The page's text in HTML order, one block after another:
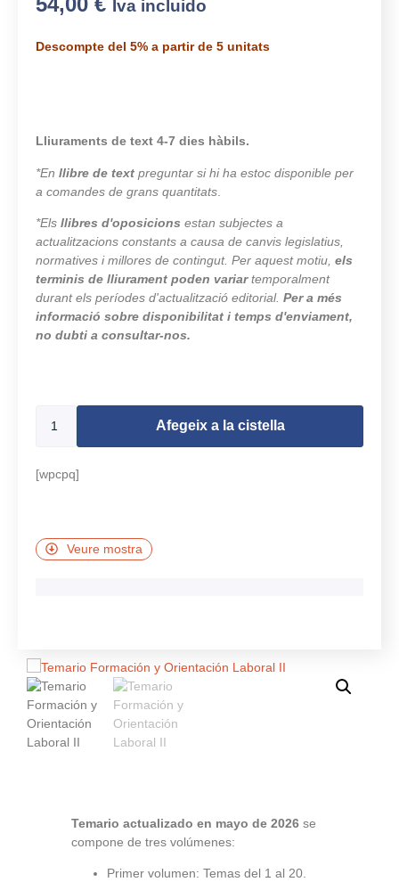
Iva incluido
Descompte del 5% a partir de 5 unitats
Lliuraments de text 4-7 dies hàbils.
*En llibre de text preguntar si hi ha estoc disponible per
a comandes de grans quantitats
*Els llibres d'oposicions estan subjectes a
actualitzacions constants a causa de canvis legislatius,
normatives i millores de contingut. Per aquest motiu, els
terminis de lliurament poden variartemporalment
durant els períodes d'actualització editorial. Per a més
informació sobre disponibilitat i temps d'enviament,
no dubti a consultar-nos.
Afegeix a la cistella
[wpcpq]
Veure mostra
Temario actualizado en mayo de 2026 se
compone de tres volúmenes:
Primer volumen: Temas del 1 al 20.